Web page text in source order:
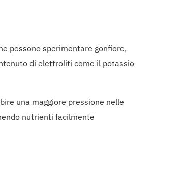
possono sperimentare gonfiore,
di elettroliti come il potassio
una maggiore pressione nelle
nutrienti facilmente